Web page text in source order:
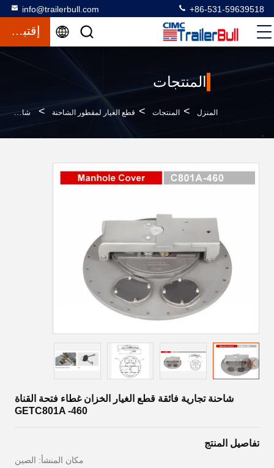
info@trailerbull.com +86-531-59639518
إقتباس
المنتجات
المنزل > المنتجات > قطع الغيار لمقطور الشاحنة > شاحنة تجارية فائقة قطع الغيار الخزان غطاء فتحة القناة GETC801A -460
شاحنة تجارية فائقة قطع الغيار الخزان غطاء فتحة القناة
GETC801A -460
تفاصيل المنتج
مكان المنشأ: الصين